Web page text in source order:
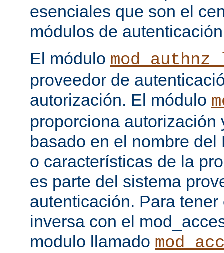
esenciales que son el
módulos de
El módulo
proveedor de
autorización. El módulo
proporciona autorización
basado en el nombre
o características de la
es parte del sistema
autenticación. Para
inversa con el
modulo llamado